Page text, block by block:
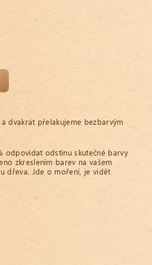
dvakrát přelakujeme bezbarvým
odpovídat odstínu skutečné barvy
zkreslením barev na vašem
dřeva. Jde o moření, je vidět